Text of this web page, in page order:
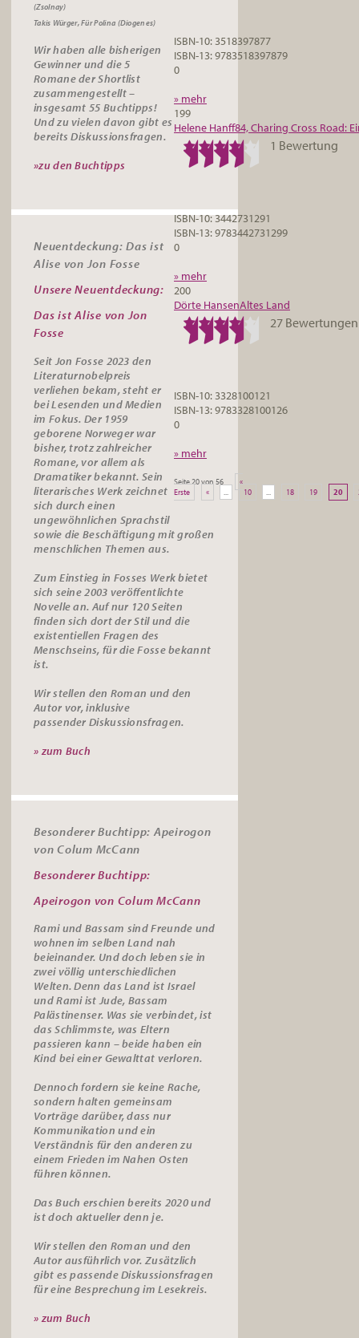
ISBN-10: 3518397877
ISBN-13: 9783518397879
0
» mehr
199
Helene Hanff84, Charing Cross Road:
1 Bewertung
ISBN-10: 3442731291
ISBN-13: 9783442731299
0
» mehr
200
Dörte HansenAltes Land
27 Bewertungen
ISBN-10: 3328100121
ISBN-13: 9783328100126
0
» mehr
Seite 20 von 56
«
Erste
« 10 18 19 20
(Zsolnay)
Takis Würger, Für Polina (Diogenes)
Wir haben alle bisherigen
Gewinner und die 5
Romane der Shortlist
zusammengestellt –
insgesamt 55 Buchtipps!
Und zu vielen davon gibt es
bereitsDiskussionsfragen.
»zu den Buchtipps
Neuentdeckung: Das ist
Alise von Jon Fosse
Unsere Neuentdeckung:
Das ist Alise von Jon
Fosse
Seit Jon Fosse 2023 den
Literaturnobelpreis
verliehen bekam, steht er
bei Lesenden und Medien
im Fokus. Der 1959
geborene Norweger war
bisher, trotz zahlreicher
Romane, vor allem als
Dramatiker bekannt. Sein
literarisches Werk zeichnet
sich durch einen
ungewöhnlichen Sprachstil
sowie die Beschäftigung mit großen
menschlichen Themen aus.
Zum Einstieg in Fosses Werk bietet
sich seine 2003 veröffentlichte
Novelle an. Auf nur 120 Seiten
finden sich dort der Stil und die
existentiellen Fragen des
Menschseins, für die Fosse bekannt
ist.
Wir stellen den Roman und den
Autor vor, inklusive
passender Diskussionsfragen.
» zum Buch
Besonderer Buchtipp: Apeirogon
von Colum McCann
Besonderer Buchtipp:
Apeirogon von Colum McCann
Rami und Bassam sind Freunde und
wohnen im selben Land nah
beieinander. Und doch leben sie in
zwei völlig unterschiedlichen
Welten. Denn das Land ist Israel
und Rami ist Jude, Bassam
Palästinenser. Was sie verbindet, ist
das Schlimmste, was Eltern
passieren kann – beide haben ein
Kind bei einer Gewalttat verloren.
Dennoch fordern sie keine Rache,
sondern halten gemeinsam
Vorträge darüber, dass nur
Kommunikation und ein
Verständnis für den anderen zu
einem Frieden im Nahen Osten
führen können.
Das Buch erschien bereits 2020 und
ist doch aktueller denn je.
Wir stellen den Roman und den
Autor ausführlich vor. Zusätzlich
gibt es passendeDiskussionsfragen
für eine Besprechung im Lesekreis.
» zum Buch